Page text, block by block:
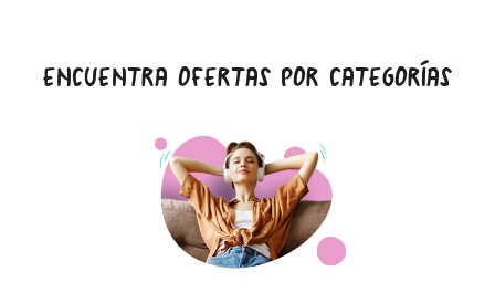
ENCUENTRA OFERTAS POR CATEGORÍAS